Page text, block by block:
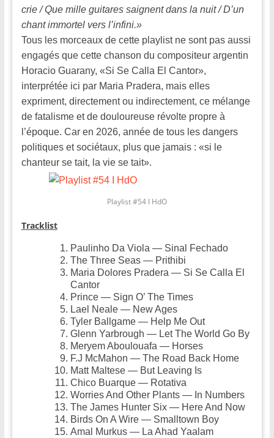
crie / Que mille guitares saignent dans la nuit / D’un
chant immortel vers l’infini.»
Tous les morceaux de cette playlist ne sont pas aussi
engagés que cette chanson du compositeur argentin
Horacio Guarany, «Si Se Calla El Cantor»,
interprétée ici par Maria Pradera, mais elles
expriment, directement ou indirectement, ce mélange
de fatalisme et de douloureuse révolte propre à
l’époque. Car en 2026, année de tous les dangers
politiques et sociétaux, plus que jamais : «si le
chanteur se tait, la vie se tait».
Playlist #54 I HdO
Tracklist
Paulinho Da Viola — Sinal Fechado
The Three Seas — Prithibi
Maria Dolores Pradera — Si Se Calla El
Cantor
Prince — Sign O’ The Times
Lael Neale — New Ages
Tyler Ballgame — Help Me Out
Glenn Yarbrough — Let The World Go By
Meryem Aboulouafa — Horses
F.J McMahon — The Road Back Home
Matt Maltese — But Leaving Is
Chico Buarque — Rotativa
Worries And Other Plants — In Numbers
The James Hunter Six — Here And Now
Birds On A Wire — Smalltown Boy
Amal Murkus — La Ahad Yaalam